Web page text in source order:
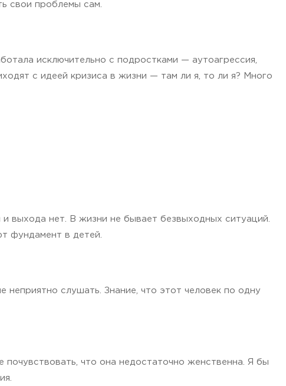
свои проблемы сам.
исключительно с подростками — аутоагрессия,
с идеей кризиса в жизни — там ли я, то ли я? Много
выхода нет. В жизни не бывает безвыходных ситуаций.
фундамент в детей.
слушать. Знание, что этот человек по одну
что она недостаточно женственна. Я бы